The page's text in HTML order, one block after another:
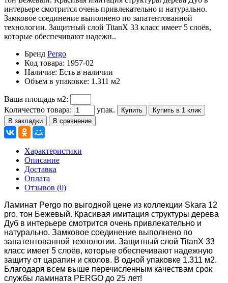
интерьере смотрится очень привлекательно и натурально.
Замковое соединение выполнено по запатентованной
технологии. Защитный слой TitanX 33 класс имеет 5 слоёв,
которые обеспечивают надежн..
Бренд Pergo
Код товара: 1957-02
Наличие: Есть в наличии
Объем в упаковке: 1.311 м2
Ваша площадь м2:
Количество товара:
упак. Купить
Купить в 1 клик
В закладки
В сравнение
Характеристики
Описание
Доставка
Оплата
Отзывов (0)
Ламинат Pergo по выгодной цене из коллекции Skara 12
pro, тон Бежевый. Красивая имитация структуры дерева
Дуб в интерьере смотрится очень привлекательно и
натурально. Замковое соединение выполнено по
запатентованной технологии. Защитный слой TitanX 33
класс имеет 5 слоёв, которые обеспечивают надежную
защиту от царапин и сколов. В одной упаковке 1.311 м2.
Благодаря всем выше перечисленным качествам срок
службы ламината PERGO до 25 лет!